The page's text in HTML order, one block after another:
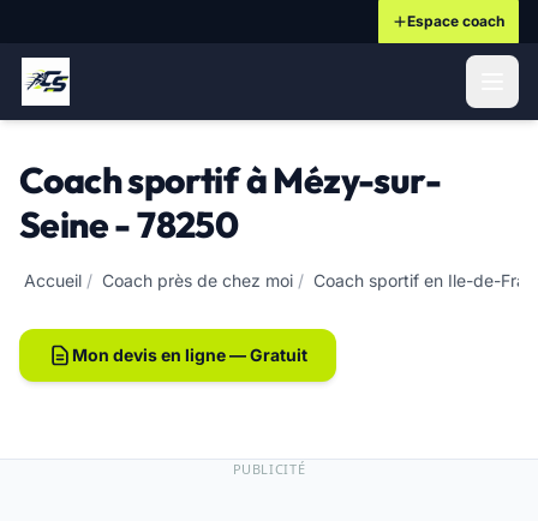
Espace coach
Coach sportif à Mézy-sur-
Seine - 78250
Accueil / Coach près de chez moi / Coach sportif en Ile-de-
Mon devis en ligne — Gratuit
PUBLICITÉ